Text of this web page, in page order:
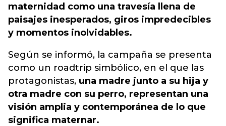
maternidad como una travesía llena de
paisajes inesperados, giros impredecibles
y momentos inolvidables.
Según se informó, la campaña se presenta
como un roadtrip simbólico, en el que las
protagonistas, una madre junto a su hija y
otra madre con su perro, representan una
visión amplia y contemporánea de lo que
significa maternar.